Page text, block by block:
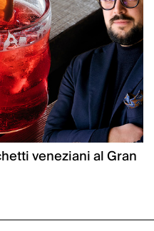
veneziani al Gran